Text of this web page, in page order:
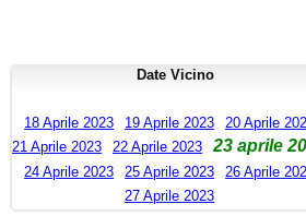
Date Vicino
18 Aprile 2023 19 Aprile 2023
20 Aprile
21 Aprile 2023
22 Aprile 2023 23 aprile
24 Aprile 2023 25 Aprile 2023
26 Aprile
27 Aprile 2023